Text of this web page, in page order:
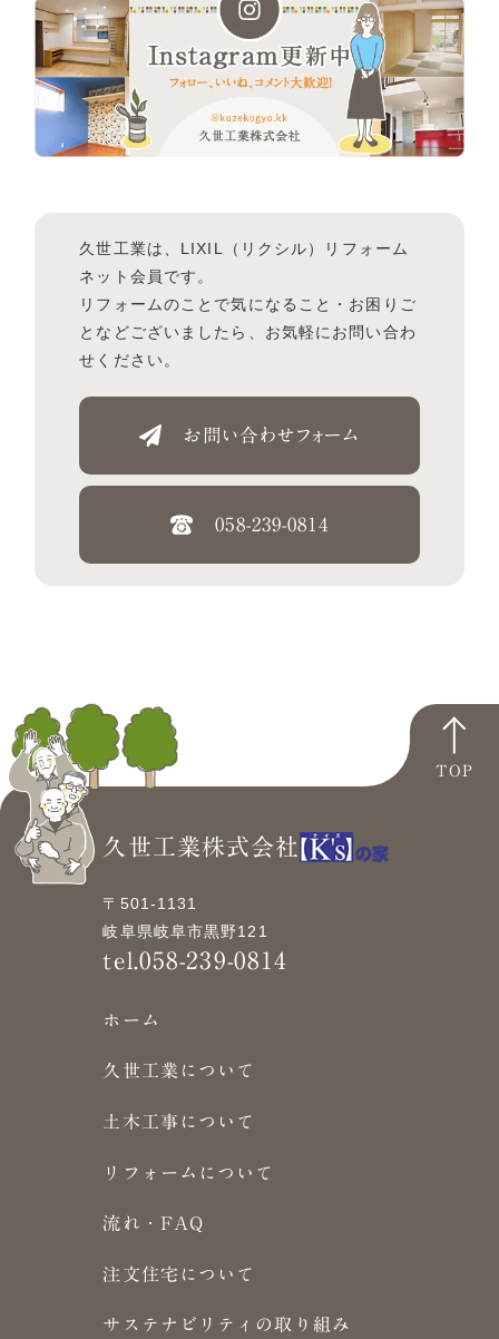
久世工業は、LIXIL（リクシル）リフォーム
ネット会員です。
リフォームのことで気になること・お困りご
となどございましたら、お気軽にお問い合わ
せください。
お問い合わせフォーム
058-239-0814
久世工業株式会社
〒501-1131
岐阜県岐阜市黒野121
tel.058-239-0814
ホーム
久世工業について
土木工事について
リフォームについて
流れ・FAQ
注文住宅について
サステナビリティの取り組み
TOP